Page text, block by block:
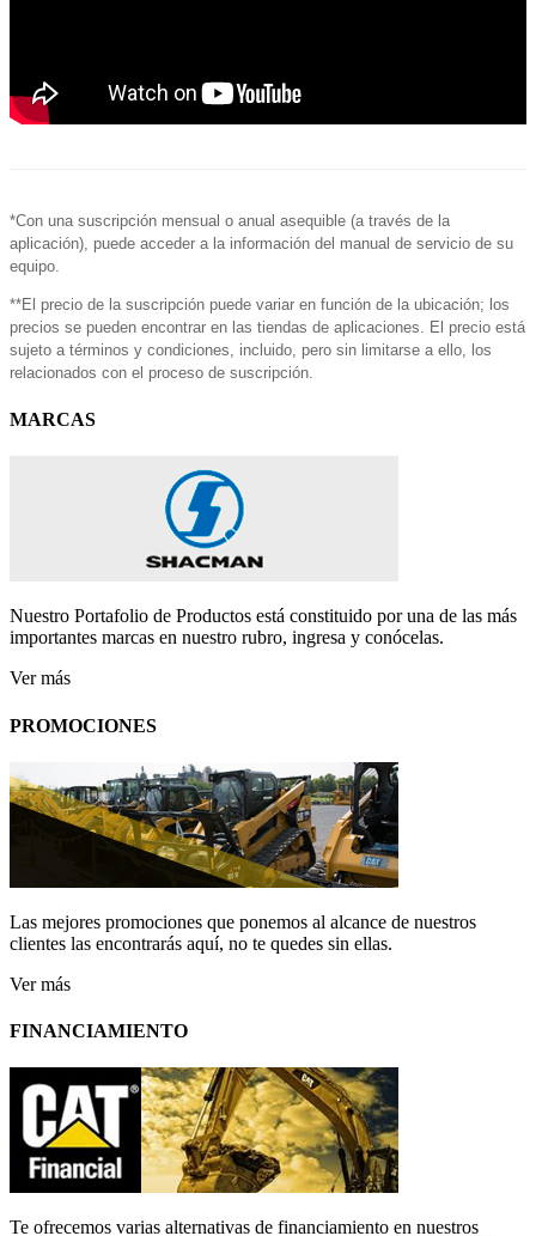
*Con una suscripción mensual o anual asequible (a través de la
aplicación), puede acceder a la información del manual de servicio de su
equipo.
**El precio de la suscripción puede variar en función de la ubicación; los
precios se pueden encontrar en las tiendas de aplicaciones. El precio está
sujeto a términos y condiciones, incluido, pero sin limitarse a ello, los
relacionados con el proceso de suscripción.
MARCAS
Nuestro Portafolio de Productos está constituido por una de las más
importantes marcas en nuestro rubro, ingresa y conócelas.
Ver más
PROMOCIONES
Las mejores promociones que ponemos al alcance de nuestros
clientes las encontrarás aquí, no te quedes sin ellas.
Ver más
FINANCIAMIENTO
Te ofrecemos varias alternativas de financiamiento en nuestros